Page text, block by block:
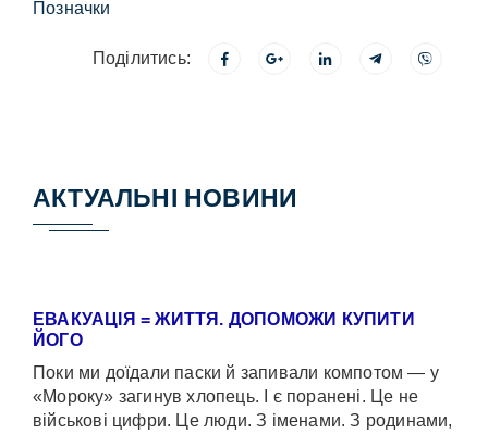
Позначки
Поділитись:
АКТУАЛЬНІ НОВИНИ
ЕВАКУАЦІЯ = ЖИТТЯ. ДОПОМОЖИ КУПИТИ
ЙОГО
Поки ми доїдали паски й запивали компотом — у
«Мороку» загинув хлопець. І є поранені. Це не
військові цифри. Це люди. З іменами. З родинами,